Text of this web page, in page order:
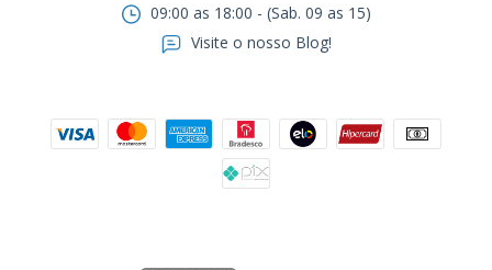
09:00 as 18:00 - (Sab. 09 as 15)
Visite o nosso Blog!